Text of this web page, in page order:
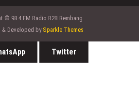
© 98.4 FM Radio R2B Rembang
& Developed by Sparkle Themes
Twitter